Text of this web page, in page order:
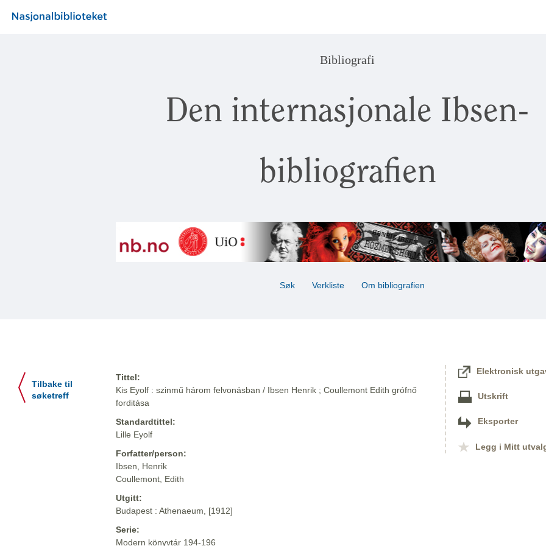
Bibliografi
Den internasjonale Ibsen-
bibliografien
Søk Verkliste Om bibliografien
Tilbake til
søketreff
Tittel:
Kis Eyolf : szinmű három felvonásban / Ibsen Henrik ; Coullemont Edith grófnő
forditása
Standardtittel:
Lille Eyolf
Forfatter/person:
Ibsen, Henrik
Coullemont, Edith
Utgitt:
Budapest : Athenaeum, [1912]
Serie:
Modern könyvtár 194-196
Elektronisk
Utskrift
Eksporter
Legg i Mitt